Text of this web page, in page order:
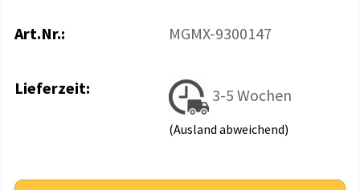
Art.Nr.: MGMX-9300147
Lieferzeit: 3-5 Wochen
(Ausland abweichend)